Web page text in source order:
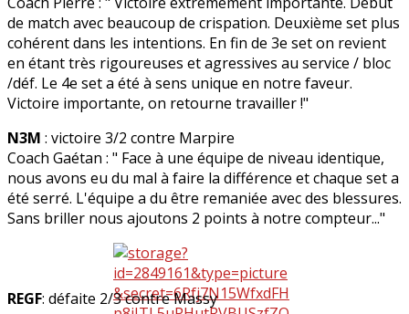
de match avec beaucoup de crispation. Deuxième set plus
cohérent dans les intentions. En fin de 3e set on revient
en étant très rigoureuses et agressives au service / bloc
/déf. Le 4e set a été à sens unique en notre faveur.
Victoire importante, on retourne travailler !"
N3M : victoire 3/2 contre Marpire
Coach Gaétan : " Face à une équipe de niveau identique,
nous avons eu du mal à faire la différence et chaque set a
été serré. L'équipe a du être remaniée avec des blessures.
Sans briller nous ajoutons 2 points à notre compteur..."
REGF: défaite 2/3 contre Massy